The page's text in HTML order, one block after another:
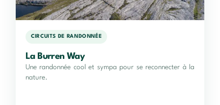
CIRCUITS DE RANDONNÉE
La Burren Way
Une randonnée cool et sympa pour se reconnecter à la
nature.